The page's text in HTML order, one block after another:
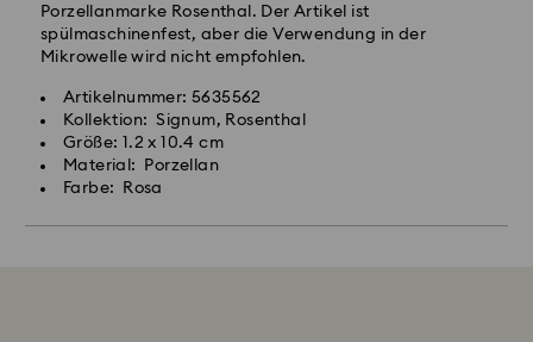
Porzellanmarke Rosenthal. Der Artikel ist
spülmaschinenfest, aber die Verwendung in der
Mikrowelle wird nicht empfohlen.
Artikelnummer: 5635562
Kollektion: Signum, Rosenthal
Größe: 1.2 x 10.4 cm
Material: Porzellan
Farbe: Rosa